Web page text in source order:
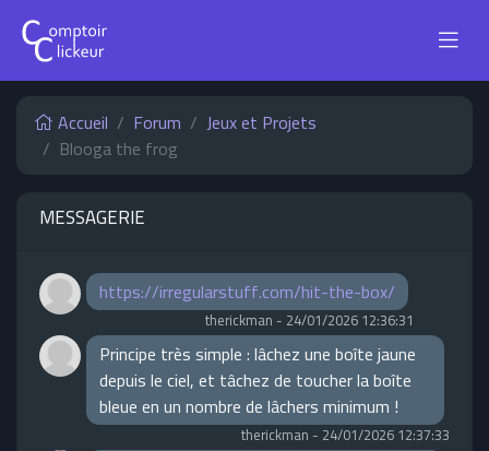
Accueil Forum
Jeux et Projets
Blooga the frog
MESSAGERIE
https://irregularstuff.com/hit-the-box/
therickman - 24/01/2026 12:36:31
Principe très simple : lâchez une boîte jaune
depuis le ciel, et tâchez de toucher la boîte
bleue en un nombre de lâchers minimum !
therickman - 24/01/2026 12:37:33